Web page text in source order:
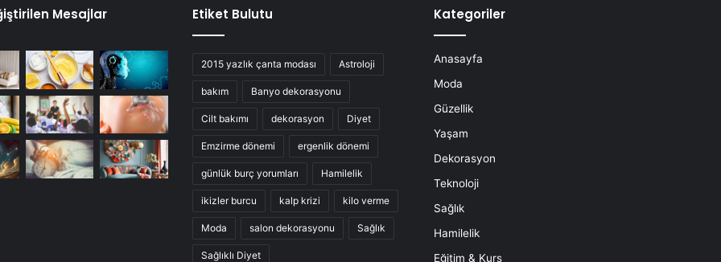
Mesajlar Etiket Bulutu
2015 yazlık çanta modası Astroloji
bakım Banyo dekorasyonu
Cilt bakımı dekorasyon Diyet
Emzirme dönemi ergenlik dönemi
günlük burç yorumları Hamilelik
ikizler burcu kalp krizi kilo verme
Moda salon dekorasyonu Sağlık
Sağlıklı Diyet
Kategoriler
Anasayfa
Moda
Güzellik
Yaşam
Dekorasyon
Teknoloji
Sağlık
Hamilelik
Eğitim & Kurs